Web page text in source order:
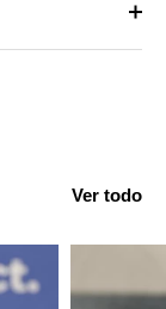
Ver todo